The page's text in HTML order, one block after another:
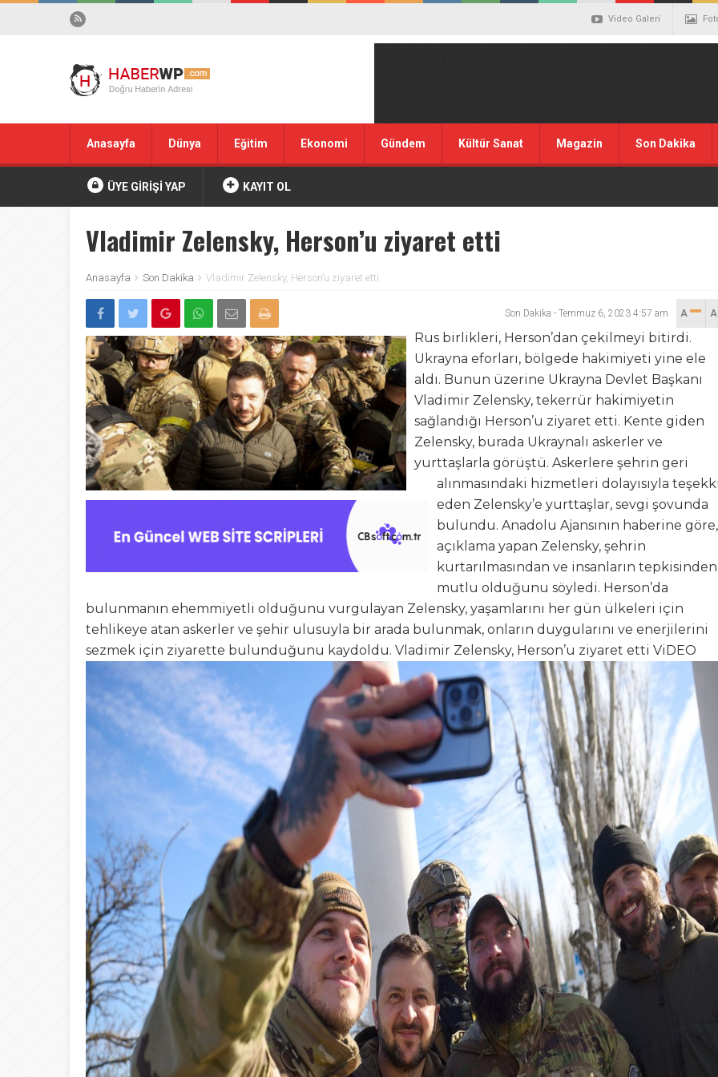
Video Galeri
Anasayfa Dünya Eğitim Ekonomi Gündem Kültür Sanat Magazin Son Dakika
ÜYE GİRİŞİ YAP KAYIT OL
Vladimir Zelensky, Herson’u ziyaret etti
Anasayfa Son Dakika Vladimir Zelensky, Herson’u ziyaret etti
Son Dakika - Temmuz 6, 2023 4:57 am A
Rus birlikleri, Herson’dan çekilmeyi bitirdi.
Ukrayna eforları, bölgede hakimiyeti yine ele
aldı. Bunun üzerine Ukrayna Devlet Başkanı
Vladimir Zelensky, tekerrür hakimiyetin
sağlandığı Herson’u ziyaret etti. ​​​​​​​Kente giden
Zelensky, burada Ukraynalı askerler ve
yurttaşlarla görüştü. Askerlere şehrin geri
alınmasındaki hizmetleri dolayısıyla
eden Zelensky’e yurttaşlar, sevgi şovunda
bulundu. Anadolu Ajansının haberine göre,
açıklama yapan Zelensky, şehrin
kurtarılmasından ve insanların tepkisinden
mutlu olduğunu söyledi. Herson’da
bulunmanın ehemmiyetli olduğunu vurgulayan Zelensky, yaşamlarını her gün ülkeleri için
tehlikeye atan askerler ve şehir ulusuyla bir arada bulunmak, onların duygularını ve enerjilerini
sezmek için ziyarette bulunduğunu kaydoldu. Vladimir Zelensky, Herson’u ziyaret etti ViDEO